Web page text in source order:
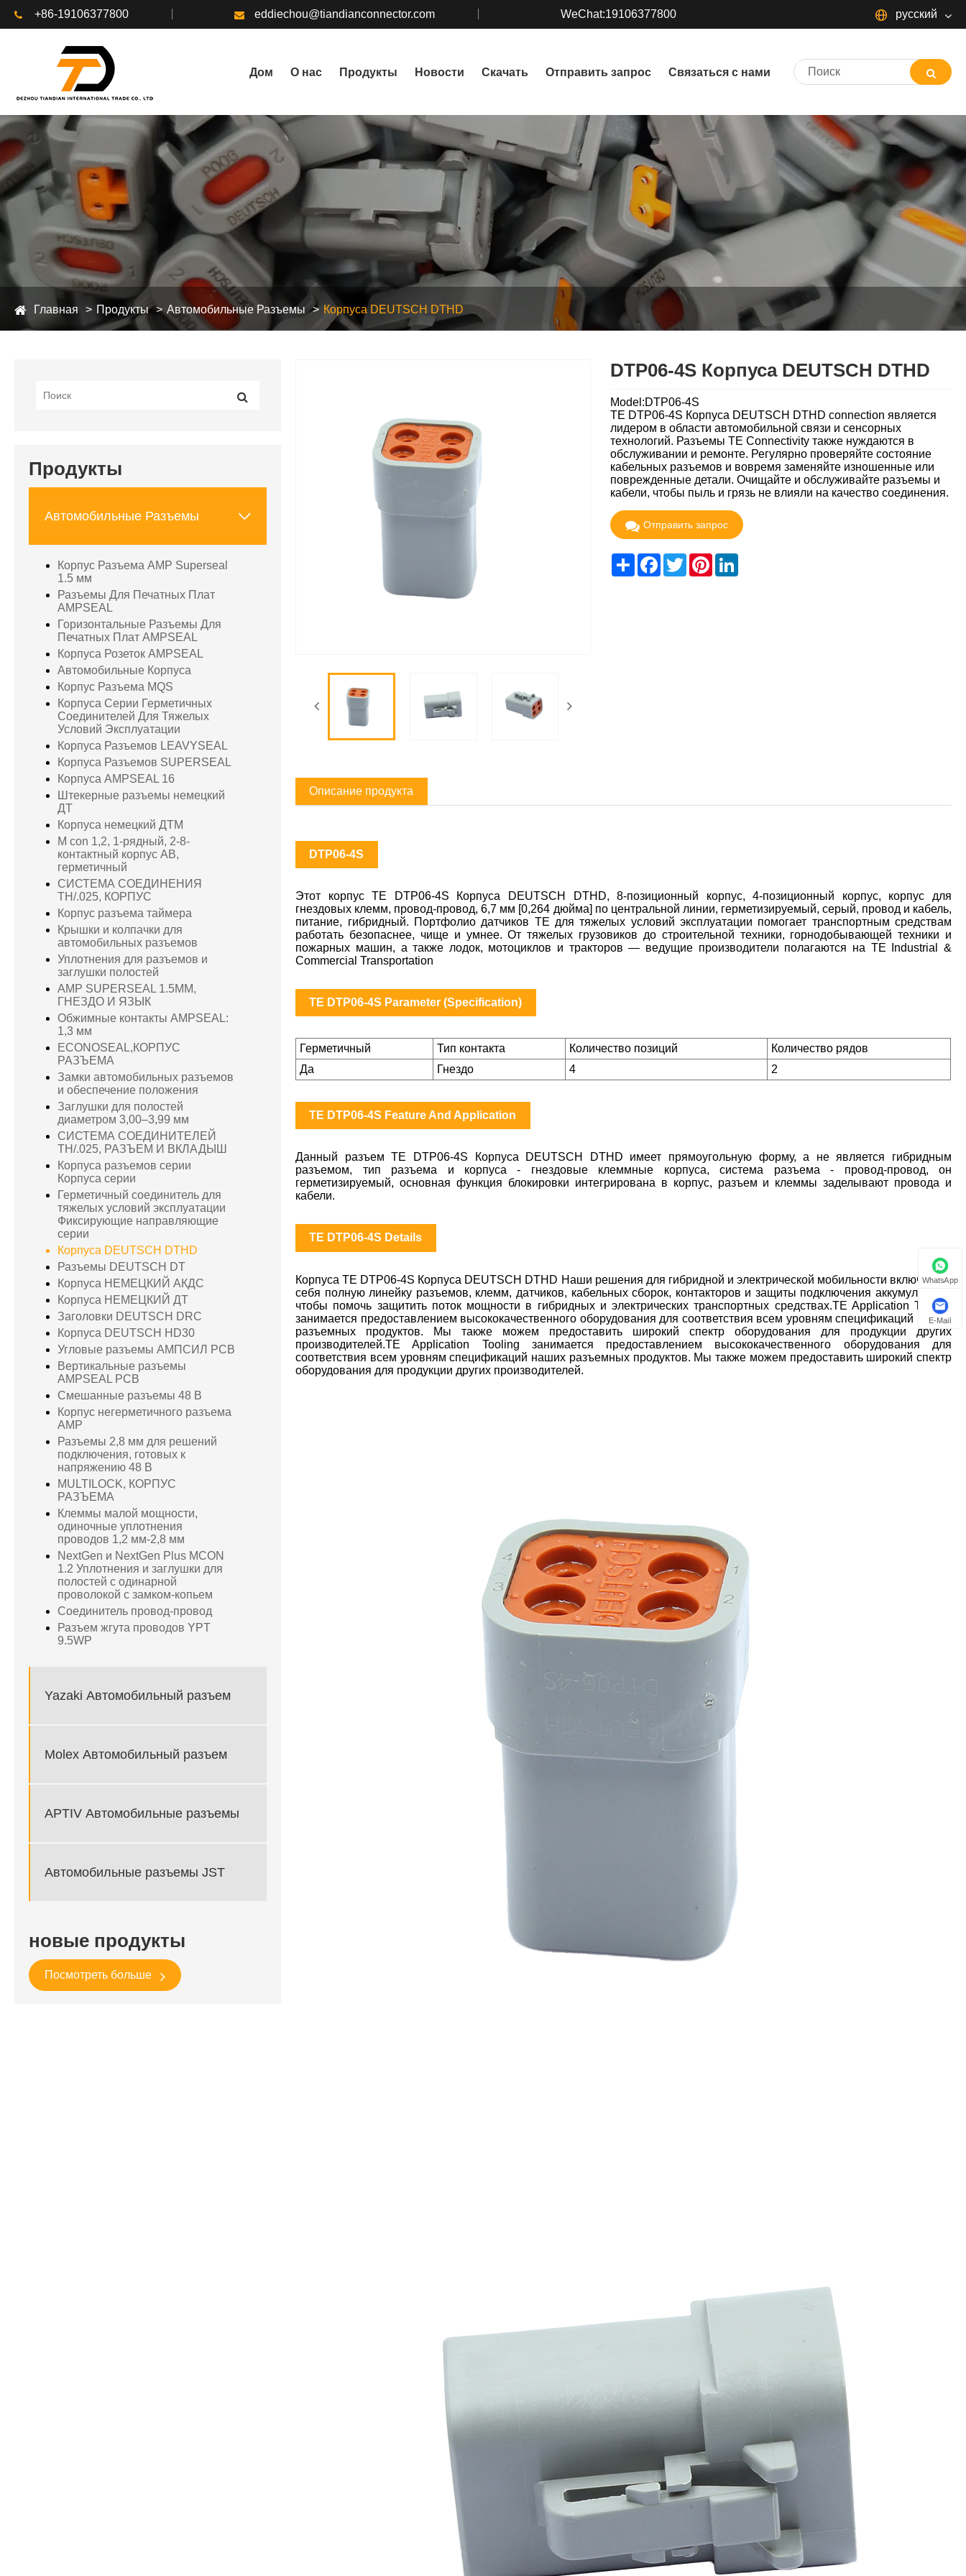
+86-19106377800 eddiechou@tiandianconnector.com WeChat:19106377800 русский
Дом О нас Продукты Новости Скачать Отправить запрос Связаться с нами
Главная Продукты Автомобильные Разъемы Корпуса DEUTSCH DTHD
Продукты
Автомобильные Разъемы 
Корпус Разъема AMP Superseal
1.5 мм
Разъемы Для Печатных Плат
AMPSEAL
Горизонтальные Разъемы Для
Печатных Плат AMPSEAL
Корпуса Розеток AMPSEAL
Автомобильные Корпуса
Корпус Разъема MQS
Корпуса Серии Герметичных
Соединителей Для Тяжелых
Условий Эксплуатации
Корпуса Разъемов LEAVYSEAL
Корпуса Разъемов SUPERSEAL
Корпуса AMPSEAL 16
Штекерные разъемы немецкий
ДТ
Корпуса немецкий ДТМ
M con 1,2, 1-рядный, 2-8-
контактный корпус AB,
герметичный
СИСТЕМА СОЕДИНЕНИЯ
TH/.025, КОРПУС
Корпус разъема таймера
Крышки и колпачки для
автомобильных разъемов
Уплотнения для разъемов и
заглушки полостей
AMP SUPERSEAL 1.5MM,
ГНЕЗДО И ЯЗЫК
Обжимные контакты AMPSEAL:
1,3 мм
ECONOSEAL,КОРПУС
РАЗЪЕМА
Замки автомобильных разъемов
и обеспечение положения
Заглушки для полостей
диаметром 3,00–3,99 мм
СИСТЕМА СОЕДИНИТЕЛЕЙ
TH/.025, РАЗЪЕМ И ВКЛАДЫШ
Корпуса разъемов серии
Корпуса серии
Герметичный соединитель для
тяжелых условий эксплуатации
Фиксирующие направляющие
серии
Корпуса DEUTSCH DTHD
Разъемы DEUTSCH DT
Корпуса НЕМЕЦКИЙ АКДС
Корпуса НЕМЕЦКИЙ ДТ
Заголовки DEUTSCH DRC
Корпуса DEUTSCH HD30
Угловые разъемы АМПСИЛ PCB
Вертикальные разъемы
AMPSEAL PCB
Смешанные разъемы 48 В
Корпус негерметичного разъема
AMP
Разъемы 2,8 мм для решений
подключения, готовых к
напряжению 48 В
MULTILOCK, КОРПУС
РАЗЪЕМА
Клеммы малой мощности,
одиночные уплотнения
проводов 1,2 мм-2,8 мм
NextGen и NextGen Plus MCON
1.2 Уплотнения и заглушки для
полостей с одинарной
проволокой с замком-копьем
Соединитель провод-провод
Разъем жгута проводов YPT
9.5WP
Yazaki Автомобильный разъем
Molex Автомобильный разъем
APTIV Автомобильные разъемы
Автомобильные разъемы JST
новые продукты
Посмотреть больше
DTP06-4S Корпуса DEUTSCH DTHD
Model:DTP06-4S
TE DTP06-4S Корпуса DEUTSCH DTHD connection является
лидером в области автомобильной связи и сенсорных
технологий. Разъемы TE Connectivity также нуждаются в
обслуживании и ремонте. Регулярно проверяйте состояние
кабельных разъемов и вовремя заменяйте изношенные или
поврежденные детали. Очищайте и обслуживайте разъемы и
кабели, чтобы пыль и грязь не влияли на качество соединения.
Отправить запрос
ShareFacebook
TwitterPinterest
Описание продукта
DTP06-4S
Этот корпус TE DTP06-4S Корпуса DEUTSCH DTHD, 8-позиционный корпус, 4-позиционный корпус, корпус для
гнездовых клемм, провод-провод, 6,7 мм [0,264 дюйма] по центральной линии, герметизируемый, серый, провод и кабель,
питание, гибридный. Портфолио датчиков TE для тяжелых условий эксплуатации помогает транспортным средствам
работать безопаснее, чище и умнее. От тяжелых грузовиков до строительной техники, горнодобывающей техники и
пожарных машин, а также лодок, мотоциклов и тракторов — ведущие производители полагаются на TE Industrial &
Commercial Transportation
TE DTP06-4S Parameter (Specification)
Герметичный Тип контакта Количество позиций
Количество рядов
Да
Гнездо 4 2
TE DTP06-4S Feature And Application
Данный разъем TE DTP06-4S Корпуса DEUTSCH DTHD имеет прямоугольную форму, а не является гибридным
разъемом, тип разъема и корпуса - гнездовые клеммные корпуса, система разъема - провод-провод, он
герметизируемый, основная функция блокировки интегрирована в корпус, разъем и клеммы заделывают провода и
кабели.
TE DTP06-4S Details
Корпуса TE DTP06-4S Корпуса DEUTSCH DTHD Наши решения для гибридной и электрической мобильности включают в
себя полную линейку разъемов, клемм, датчиков, кабельных сборок, контакторов и защиты подключения аккумулятора,
чтобы помочь защитить поток мощности в гибридных и электрических транспортных средствах.TE Application Tooling
занимается предоставлением высококачественного оборудования для соответствия всем уровням спецификаций наших
разъемных продуктов. Мы также можем предоставить широкий спектр оборудования для продукции других
производителей.TE Application Tooling занимается предоставлением высококачественного оборудования для
соответствия всем уровням спецификаций наших разъемных продуктов. Мы также можем предоставить широкий спектр
оборудования для продукции других производителей.
WhatsApp
E-Mail